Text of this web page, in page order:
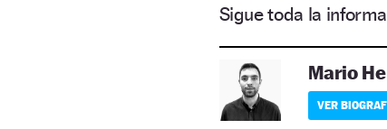
Sigue toda la
Mario
VER